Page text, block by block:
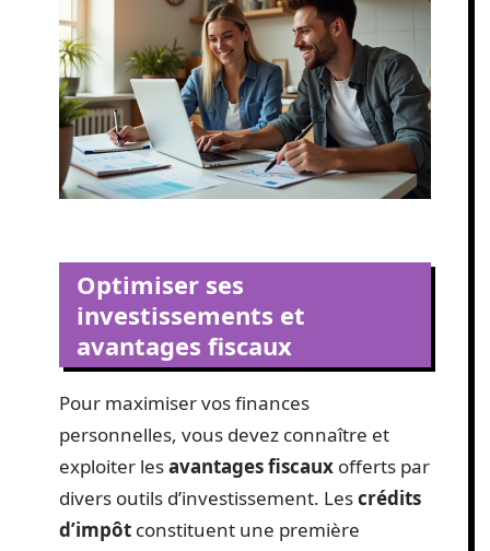
Optimiser ses
investissements et
avantages fiscaux
Pour maximiser vos finances
personnelles, vous devez connaître et
exploiter lesavantages fiscaux offerts par
divers outils d’investissement. Lescrédits
d’impôt constituent une première